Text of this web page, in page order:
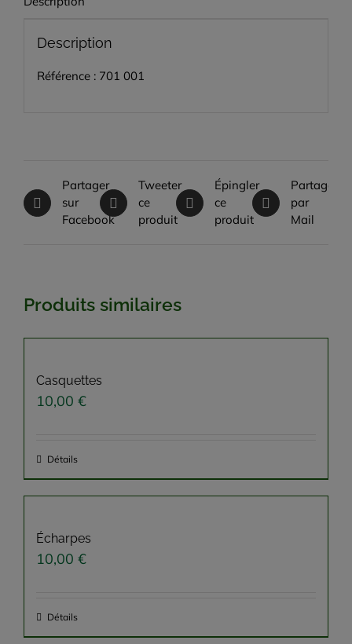
Description
Référence : 701 001
Partager
sur
Facebook
Tweeter
ce
produit
Épingler
ce
produit
Partager
par
Mail
Produits similaires
Casquettes
10,00 €
Détails
Écharpes
10,00 €
Détails